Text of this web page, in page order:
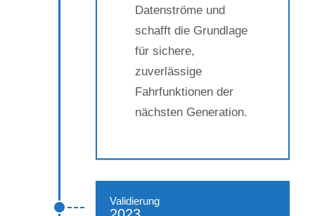
Datenströme und
schafft die Grundlage
für sichere,
zuverlässige
Fahrfunktionen der
nächsten Generation.
Validierung